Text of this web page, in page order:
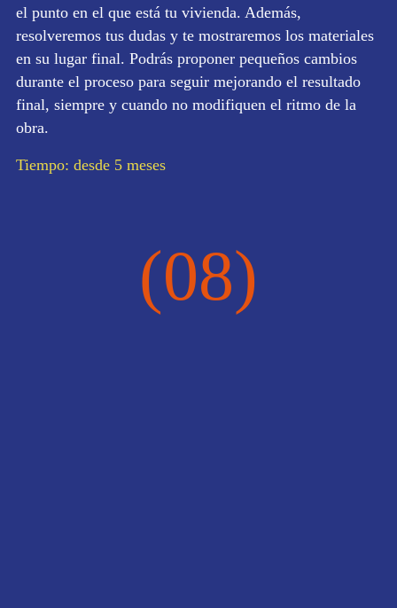
el punto en el que está tu vivienda. Además,
resolveremos tus dudas y te mostraremos los materiales
en su lugar final. Podrás proponer pequeños cambios
durante el proceso para seguir mejorando el resultado
final, siempre y cuando no modifiquen el ritmo de la
obra.
Tiempo: desde 5 meses
(08)